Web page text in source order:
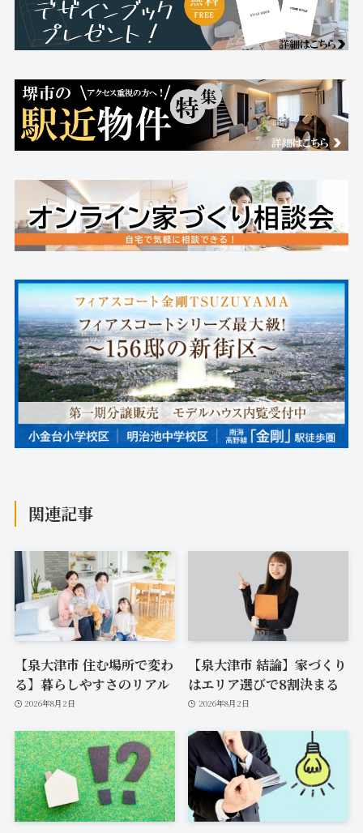
関連記事
【泉大津市 住む場所で変わ
る】暮らしやすさのリアル
2026年8月2日
【泉大津市 結論】家づくり
はエリア選びで8割決まる
2026年8月2日